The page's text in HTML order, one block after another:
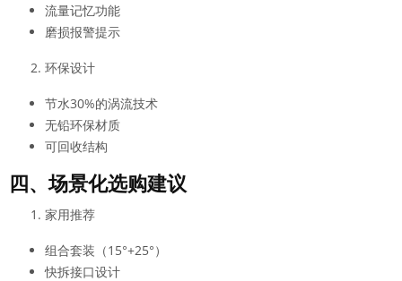
流量记忆功能
磨损报警提示
环保设计
节水30%的涡流技术
无铅环保材质
可回收结构
四、场景化选购建议
家用推荐
组合套装（15°+25°）
快拆接口设计